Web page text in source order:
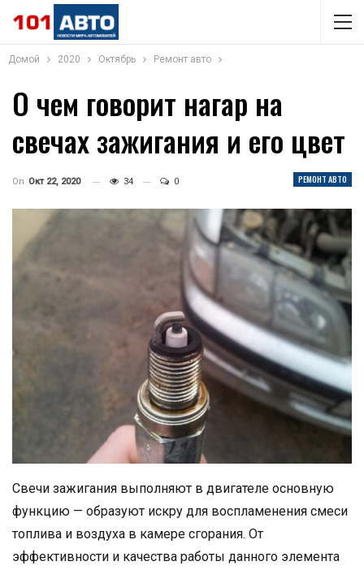
Домой 2020 Октябрь Ремонт авто
О чем говорит нагар на
свечах зажигания и его цвет
РЕМОНТ АВТО
On Окт 22, 2020 34 0
Свечи зажигания выполняют в двигателе основную
функцию — образуют искру для воспламенения смеси
топлива и воздуха в камере сгорания. От
эффективности и качества работы данного элемента